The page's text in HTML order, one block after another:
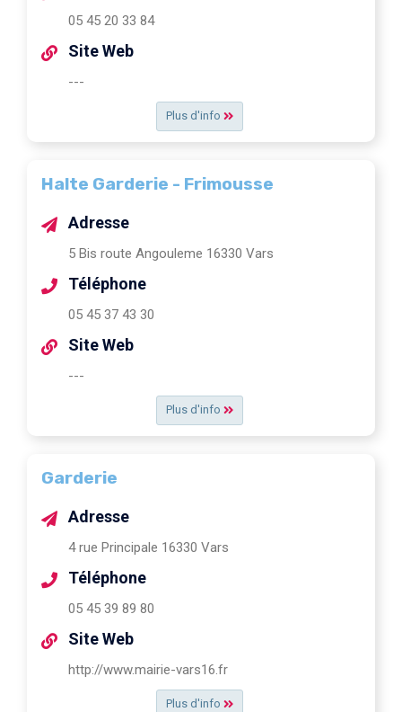
Plus d'info
05 45 20 33 84
Site Web
---
Halte Garderie - Frimousse
Plus d'info
Adresse
5 Bis route Angouleme 16330 Vars
Téléphone
05 45 37 43 30
Site Web
---
Garderie
Plus d'info
Adresse
4 rue Principale 16330 Vars
Téléphone
05 45 39 89 80
Site Web
http://www.mairie-vars16.fr